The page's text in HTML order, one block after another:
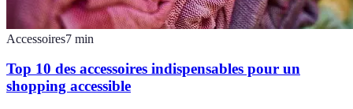
Accessoires7 min
Top 10 des accessoires indispensables pour un
shopping accessible